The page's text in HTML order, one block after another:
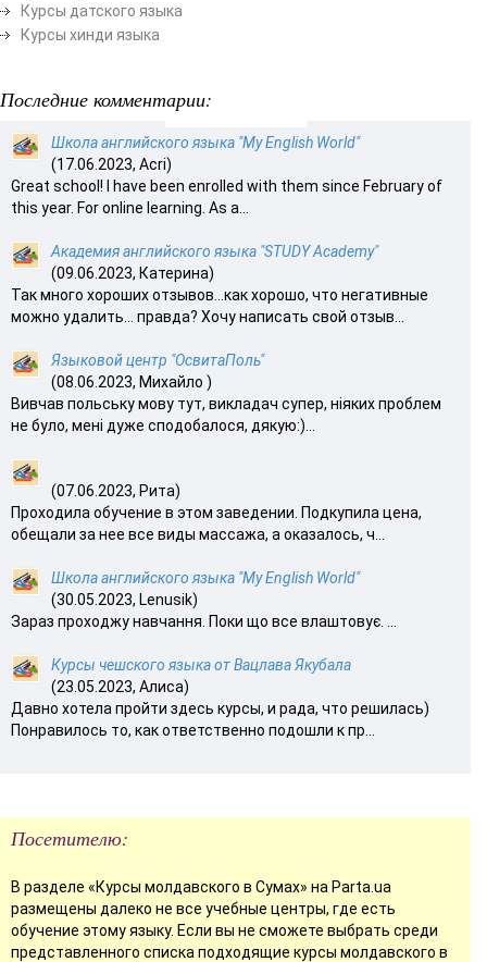
Курсы датского языка
Курсы хинди языка
Последние комментарии:
Школа английского языка "My English World"
(17.06.2023, Acri)
Great school! I have been enrolled with them since February of
this year. For online learning. As a...
Академия английского языка "STUDY Academy"
(09.06.2023, Катерина)
Так много хороших отзывов…как хорошо, что негативные
можно удалить… правда? Хочу написать свой отзыв...
Языковой центр "ОсвитаПоль"
(08.06.2023, Михайло )
Вивчав польську мову тут, викладач супер, ніяких проблем
не було, мені дуже сподобалося, дякую:)...
(07.06.2023, Рита)
Проходила обучение в этом заведении. Подкупила цена,
обещали за нее все виды массажа, а оказалось, ч...
Школа английского языка "My English World"
(30.05.2023, Lenusik)
Зараз проходжу навчання. Поки що все влаштовує. ...
Курсы чешского языка от Вацлава Якубала
(23.05.2023, Алиса)
Давно хотела пройти здесь курсы, и рада, что решилась)
Понравилось то, как ответственно подошли к пр...
Посетителю:
В разделе «Курсы молдавского в Сумах» на Parta.ua
размещены далеко не все учебные центры, где есть
обучение этому языку. Если вы не сможете выбрать среди
представленного списка подходящие курсы молдавского в